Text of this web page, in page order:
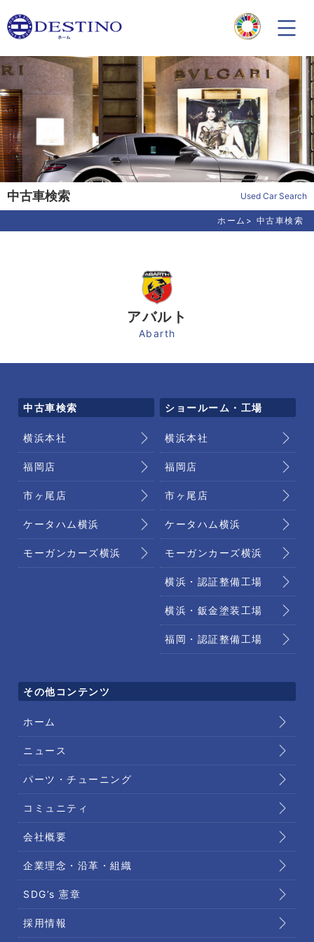
中古車検索 Used Car Search
ホーム 中古車検索
アバルト
Abarth
中古車検索
横浜本社
福岡店
市ヶ尾店
ケータハム横浜
モーガンカーズ横浜
ショールーム・工場
横浜本社
福岡店
市ヶ尾店
ケータハム横浜
モーガンカーズ横浜
横浜・認証整備工場
横浜・鈑金塗装工場
福岡・認証整備工場
その他コンテンツ
ホーム
ニュース
パーツ・チューニング
コミュニティ
会社概要
企業理念・沿革・組織
SDG’s 憲章
採用情報